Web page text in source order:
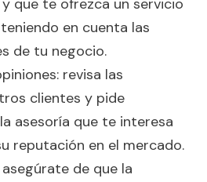
que te ofrezca un servicio
en cuenta las
de tu negocio.
revisa las
clientes y pide
asesoría que te interesa
reputación en el mercado.
de que la